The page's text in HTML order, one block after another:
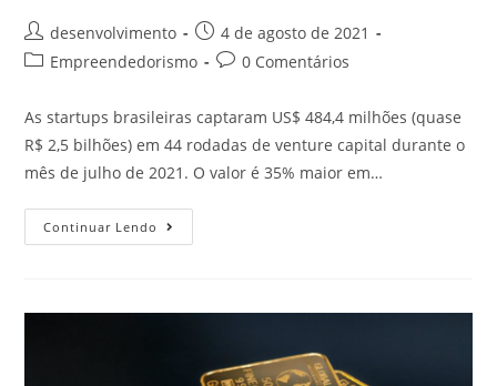
desenvolvimento
4 de agosto de 2021
Empreendedorismo
0 Comentários
As startups brasileiras captaram US$ 484,4 milhões (quase
R$ 2,5 bilhões) em 44 rodadas de venture capital durante o
mês de julho de 2021. O valor é 35% maior em…
Continuar Lendo